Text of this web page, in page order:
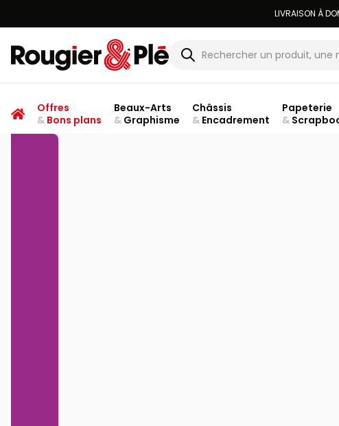
Rougier & Plé
Offres
&Bons plans
Beaux-Arts
&Graphisme
Châssis
&Encadrement
Papeterie
&